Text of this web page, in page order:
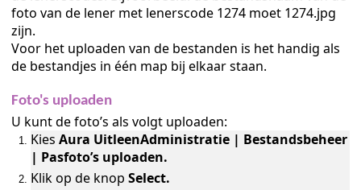
foto van de lener met lenerscode 1274 moet 1274.jpg
zijn.
Voor het uploaden van de bestanden is het handig als
de bestandjes in één map bij elkaar staan.
Foto's uploaden
U kunt de foto’s als volgt uploaden:
Kies Aura UitleenAdministratie | Bestandsbeheer
| Pasfoto’s uploaden.
Klik op de knop Select.